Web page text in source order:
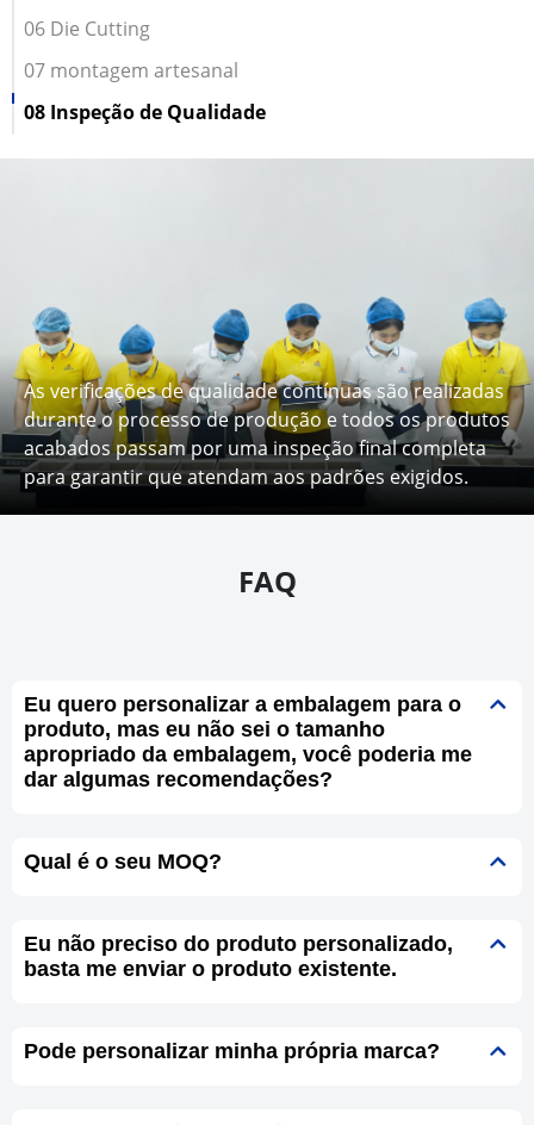
06 Die Cutting
07 montagem artesanal
08 Inspeção de Qualidade
As verificações de qualidade contínuas são realizadas
durante o processo de produção e todos os produtos
acabados passam por uma inspeção final completa
para garantir que atendam aos padrões exigidos.
FAQ
Eu quero personalizar a embalagem para o
produto, mas eu não sei o tamanho
apropriado da embalagem, você poderia me
dar algumas recomendações?
Qual é o seu MOQ?
Eu não preciso do produto personalizado,
basta me enviar o produto existente.
Pode personalizar minha própria marca?